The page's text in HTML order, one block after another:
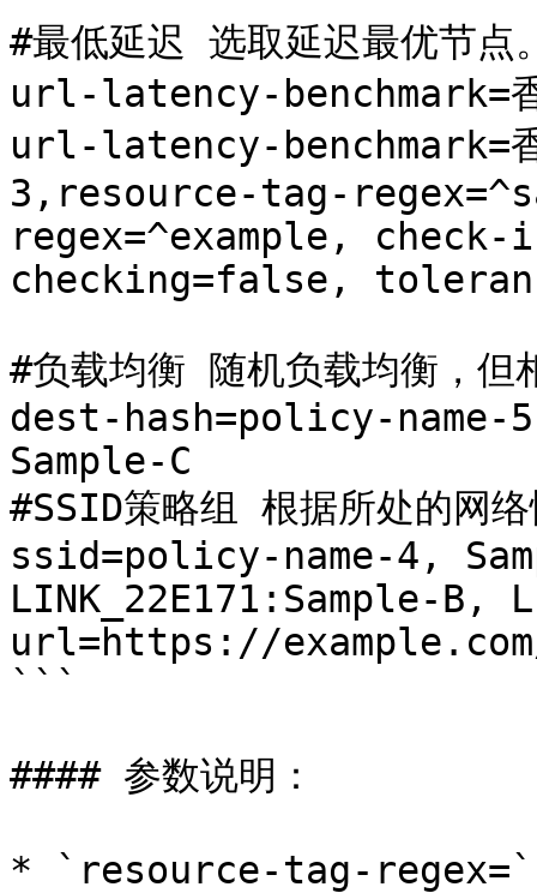
#最低延迟 选取延迟最优节点
url-latency-benchmark=香
url-latency-benchmark=香
3,resource-tag-
regex=^example,
checking=false,
#负载均衡 随机负载均衡，但
dest-hash=policy-name-
Sample-C
#SSID策略组 根据所处的网
ssid=policy-name-4,
LINK_22E171:Sample-B,
url=https://
```
#### 参数说明：
* `resource-tag-regex=`